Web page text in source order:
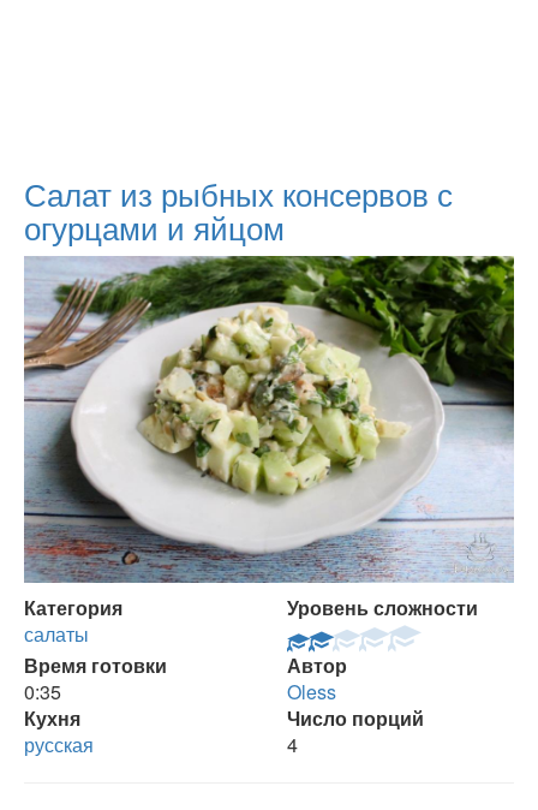
Салат из рыбных консервов с
огурцами и яйцом
Категория
салаты
Уровень сложности
Время готовки
0:35
Автор
Oless
Кухня
русская
Число порций
4